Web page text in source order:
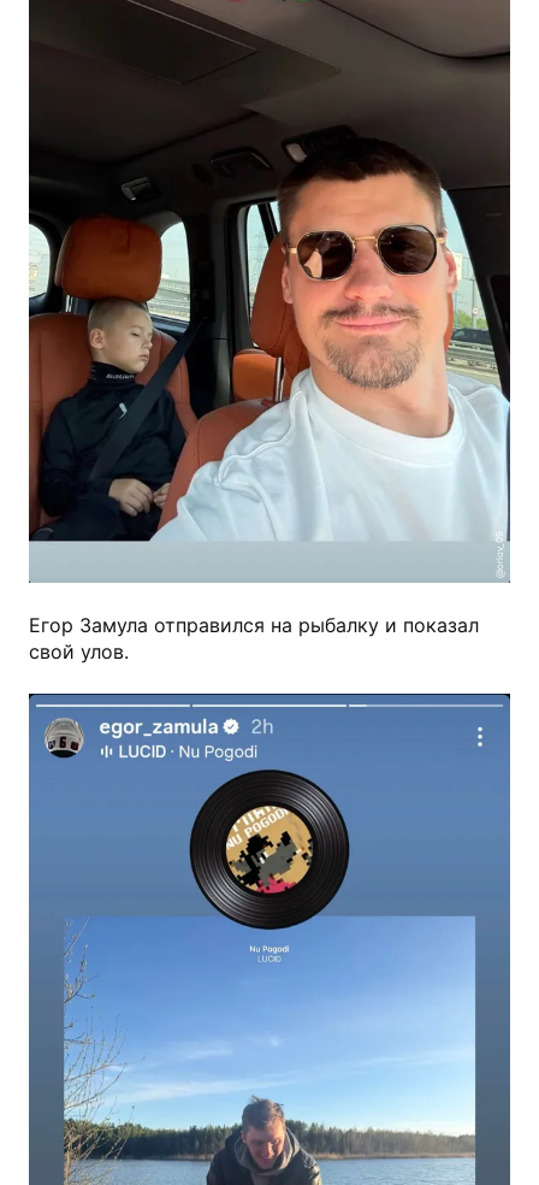
@orlov_09
Егор Замула отправился на рыбалку и показал
свой улов.